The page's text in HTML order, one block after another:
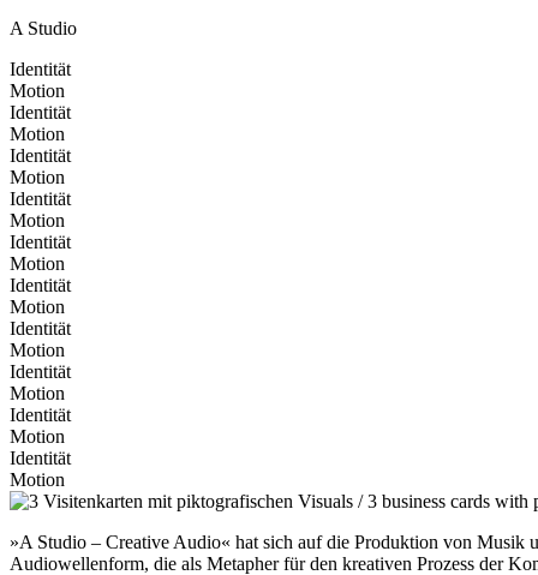
A Studio
Identität
Motion
Identität
Motion
Identität
Motion
Identität
Motion
Identität
Motion
Identität
Motion
Identität
Motion
Identität
Motion
Identität
Motion
Identität
Motion
»A Studio – Creative Audio« hat sich auf die Produktion von Musik
Audiowellenform, die als Metapher für den kreativen Prozess der